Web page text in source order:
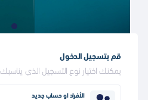
قم بتسجيل الدخول
يمكنك اختيار نوع التسجيل الذي يناسبك
الأفراد او حساب جديد